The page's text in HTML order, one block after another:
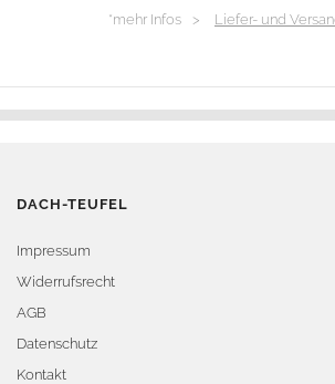
*mehr Infos > Liefer- und
DACH-TEUFEL
Impressum
Widerrufsrecht
AGB
Datenschutz
Kontakt